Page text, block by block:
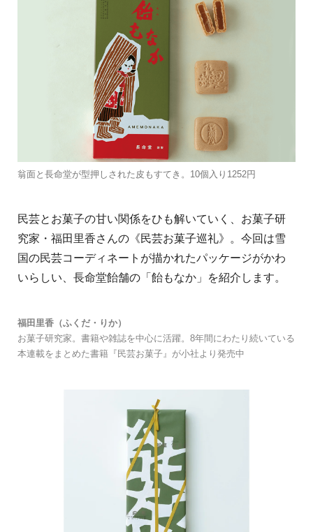
翁面と長命堂が型押しされた皮もすてき。10個入り1252円
民芸とお菓子の甘い関係をひも解いていく、お菓子研
究家・福田里香さんの《民芸お菓子巡礼》。今回は雪
国の民芸コーディネートが描かれたパッケージがかわ
いらしい、長命堂飴舗の「飴もなか」を紹介します。
福田里香（ふくだ・りか）
お菓子研究家。書籍や雑誌を中心に活躍。8年間にわたり続いている
本連載をまとめた書籍『民芸お菓子』が小社より発売中